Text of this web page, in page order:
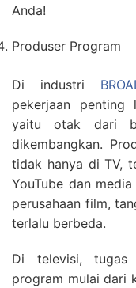
Anda!
Produser Program
Di industri
pekerjaan
yaitu otak dari
dikembangkan.
tidak hanya di TV,
YouTube dan
perusahaan film,
terlalu berbeda.
Di televisi, tugas
program mulai dari